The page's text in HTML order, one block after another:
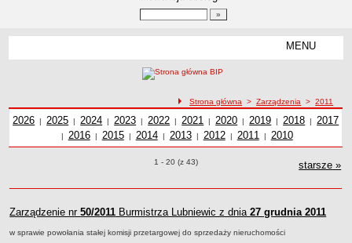
MENU
Zadania publiczne
Związki i stowarzyszenia
AKTUALNOŚCI I OBWIESZCZENIA
Aktualności
ścieżka nawigacji
Strona główna >Zarządzenia >2011
Zarządzenia z 2011 roku
Zarządzenia z roku
2026 | Zarządzenia z roku
2025 | Zarządzenia z roku
2024 | Zarządzenia z roku
2023 | Zarządzenia z roku
2022 | Zarządzenia z roku
2021 | Zarządzenia z roku
2020 | Zarządzenia z roku
2019 |
Zarządzenia z
2018 | 2017
| Zarządzenia z roku
2016| Zarządzenia z roku
2015| Zarządzenia z roku
2014| Zarządzenia z roku
2013| Zarządzenia z roku
2012| Zarządzenia z roku
2011 |
Zarządzenia z
roku
2010
Zarządzenia o pozycjach
1 - 20 (z 43) starsze »
Zarządzenie nr50/2011 Burmistrza Lubniewic z dnia27 grudnia 2011
w sprawie powołania stałej komisji przetargowej do sprzedaży nieruchomości